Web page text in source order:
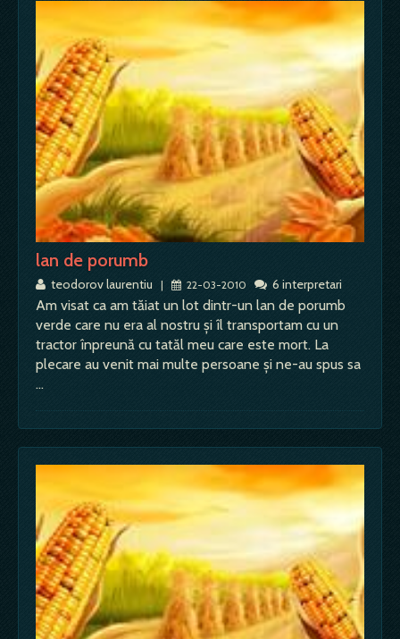
lan de porumb
teodorov laurentiu | 22-03-2010 6 interpretari
Am visat ca am tăiat un lot dintr-un lan de porumb
verde care nu era al nostru şi îl transportam cu un
tractor înpreună cu tatăl meu care este mort. La
plecare au venit mai multe persoane şi ne-au spus sa
…